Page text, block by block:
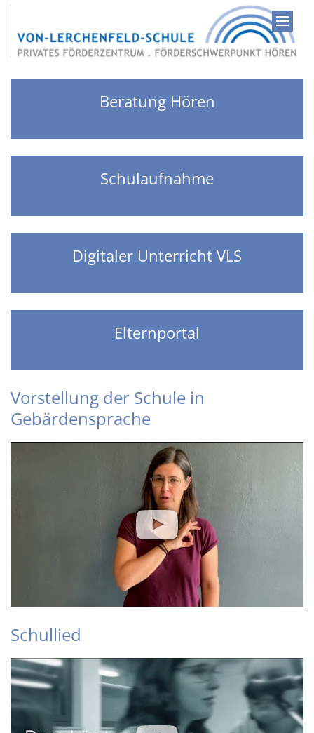
Zum Inhalt springen
Beratung Hören
Schulaufnahme
Digitaler Unterricht VLS
Elternportal
Vorstellung der Schule in
Gebärdensprache
Schullied